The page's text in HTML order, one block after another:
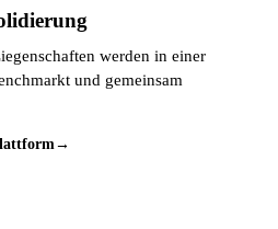
werden in einer
und gemeinsam
→